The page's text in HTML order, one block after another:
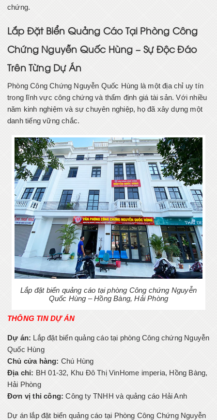
chứng.
Lắp Đặt Biển Quảng Cáo Tại Phòng Công
Chứng Nguyễn Quốc Hùng – Sự Độc Đáo
Trên Từng Dự Án
Phòng Công Chứng Nguyễn Quốc Hùng là một địa chỉ uy tín
trong lĩnh vực công chứng và thẩm định giá tài sản. Với nhiều
năm kinh nghiệm và sự chuyên nghiệp, họ đã xây dựng một
danh tiếng vững chắc.
Lắp đặt biển quảng cáo tại phòng Công chứng Nguyễn
Quốc Hùng – Hồng Bàng, Hải Phòng
THÔNG TIN DỰ ÁN
Dự án: Lắp đặt biển quảng cáo tại phòng Công chứng Nguyễn
Quốc Hùng
Chủ cửa hàng: Chú Hùng
Địa chỉ: BH 01-32, Khu Đô Thị VinHome imperia, Hồng Bàng,
Hải Phòng
Đơn vị thi công:Công ty TNHH và quảng cáo Hải Anh
Dự án lắp đặt biển quảng cáo tại Phòng Công Chứng Nguyễn